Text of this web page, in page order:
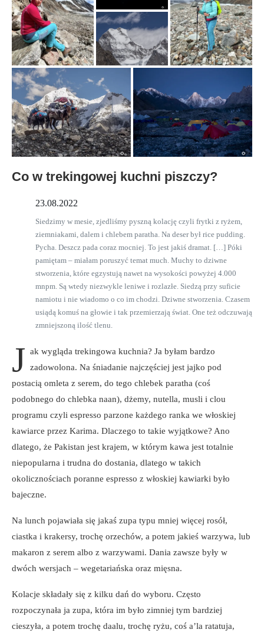
Co w trekingowej kuchni piszczy?
23.08.2022
Siedzimy w mesie, zjedliśmy pyszną kolację czyli frytki z ryżem,
ziemniakami, dalem i chlebem paratha. Na deser był rice pudding.
Pycha. Deszcz pada coraz mocniej. To jest jakiś dramat. […] Póki
pamiętam – miałam poruszyć temat much. Muchy to dziwne
stworzenia, które egzystują nawet na wysokości powyżej 4.000
mnpm. Są wtedy niezwykle leniwe i rozlazłe. Siedzą przy suficie
namiotu i nie wiadomo o co im chodzi. Dziwne stworzenia. Czasem
usiądą komuś na głowie i tak przemierzają świat. One też odczuwają
zmniejszoną ilość tlenu.
J ak wygląda trekingowa kuchnia? Ja byłam bardzo
zadowolona. Na śniadanie najczęściej jest jajko pod
postacią omleta z serem, do tego chlebek paratha (coś
podobnego do chlebka naan), dżemy, nutella, musli i clou
programu czyli espresso parzone każdego ranka we włoskiej
kawiarce przez Karima. Dlaczego to takie wyjątkowe? Ano
dlatego, że Pakistan jest krajem, w którym kawa jest totalnie
niepopularna i trudna do dostania, dlatego w takich
okolicznościach poranne espresso z włoskiej kawiarki było
bajeczne.
Na lunch pojawiała się jakaś zupa typu mniej więcej rosół,
ciastka i krakersy, trochę orzechów, a potem jakieś warzywa, lub
makaron z serem albo z warzywami. Dania zawsze były w
dwóch wersjach – wegetariańska oraz mięsna.
Kolacje składały się z kilku dań do wyboru. Często
rozpoczynała ja zupa, która im było zimniej tym bardziej
cieszyła, a potem trochę daalu, trochę ryżu, coś a’la ratatuja,